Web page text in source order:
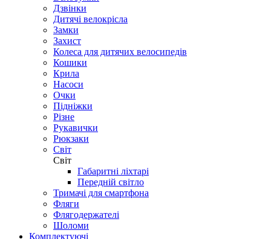
Дзвінки
Дитячі велокрісла
Замки
Захист
Колеса для дитячих велосипедів
Кошики
Крила
Насоси
Очки
Підніжки
Різне
Рукавички
Рюкзаки
Світ
Світ
Габаритні ліхтарі
Передній світло
Тримачі для смартфона
Фляги
Флягодержателі
Шоломи
Комплектуючі